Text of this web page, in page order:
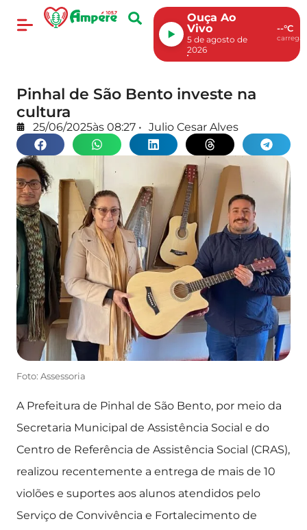
Ouça Ao
Vivo
5 de agosto de
2026
--°C
Pinhal de São Bento investe na
cultura
25/06/2025às 08:27 • Julio Cesar Alves
Foto: Assessoria
A Prefeitura de Pinhal de São Bento, por meio da
Secretaria Municipal de Assistência Social e do
Centro de Referência de Assistência Social (CRAS),
realizou recentemente a entrega de mais de 10
violões e suportes aos alunos atendidos pelo
Serviço de Convivência e Fortalecimento de